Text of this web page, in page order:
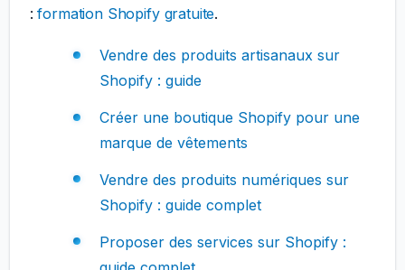
:formation Shopify gratuite.
Vendre des produits artisanaux sur
Shopify : guide
Créer une boutique Shopify pour une
marque de vêtements
Vendre des produits numériques sur
Shopify : guide complet
Proposer des services sur Shopify :